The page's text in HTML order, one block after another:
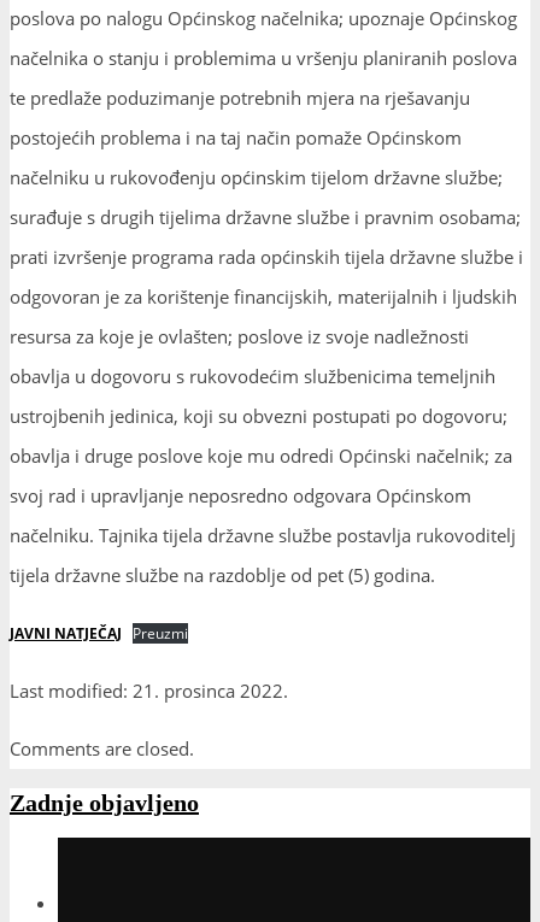
poslova po nalogu Općinskog načelnika; upoznaje Općinskog
načelnika o stanju i problemima u vršenju planiranih poslova
te predlaže poduzimanje potrebnih mjera na rješavanju
postojećih problema i na taj način pomaže Općinskom
načelniku u rukovođenju općinskim tijelom državne službe;
surađuje s drugih tijelima državne službe i pravnim osobama;
prati izvršenje programa rada općinskih tijela državne službe i
odgovoran je za korištenje financijskih, materijalnih i ljudskih
resursa za koje je ovlašten; poslove iz svoje nadležnosti
obavlja u dogovoru s rukovodećim službenicima temeljnih
ustrojbenih jedinica, koji su obvezni postupati po dogovoru;
obavlja i druge poslove koje mu odredi Općinski načelnik; za
svoj rad i upravljanje neposredno odgovara Općinskom
načelniku. Tajnika tijela državne službe postavlja rukovoditelj
tijela državne službe na razdoblje od pet (5) godina.
JAVNI NATJEČAJ Preuzmi
Last modified: 21. prosinca 2022.
Comments are closed.
Zadnje objavljeno